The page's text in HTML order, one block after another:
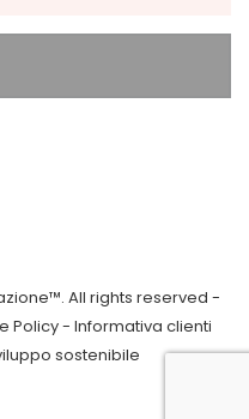
All rights reserved -
Policy- Informativa clienti
sostenibile